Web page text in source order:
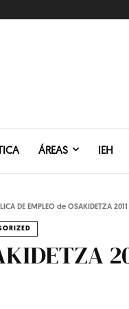
ÁREAS IEH
DE EMPLEO de OSAKIDETZA 2011